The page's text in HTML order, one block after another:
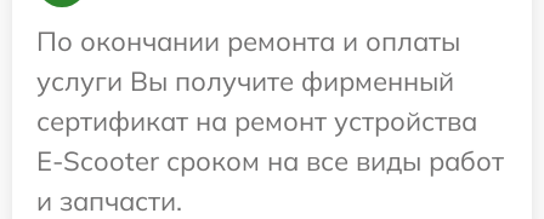
По окончании ремонта и оплаты
услуги Вы получите фирменный
сертификат на ремонт устройства
E-Scooter сроком на все виды работ
и запчасти.